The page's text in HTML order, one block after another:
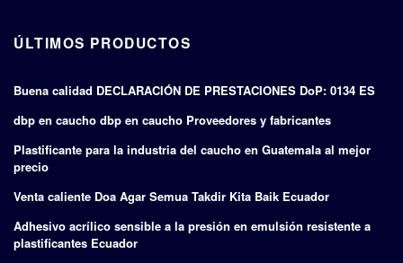
ÚLTIMOS PRODUCTOS
Buena calidad DECLARACIÓN DE PRESTACIONES DoP: 0134 ES
dbp en caucho dbp en caucho Proveedores y fabricantes
Plastificante para la industria del caucho en Guatemala al mejor
precio
Venta caliente Doa Agar Semua Takdir Kita Baik Ecuador
Adhesivo acrílico sensible a la presión en emulsión resistente a
plastificantes Ecuador